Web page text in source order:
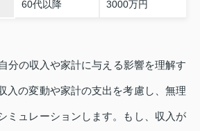
60代以降 3000万円
分の収入や家計に与える影響を理解す
入の変動や家計の支出を考慮し、無理
ミュレーションします。もし、収入が